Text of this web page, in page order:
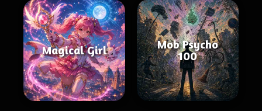
Magical Girl
Mob Psycho
100